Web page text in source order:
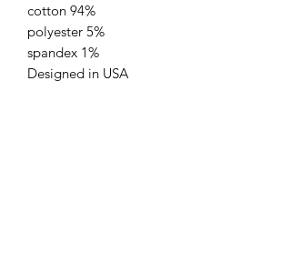
94% cotton
5% polyester
1% spandex
Designed in USA